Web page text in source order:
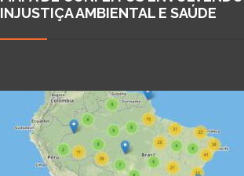
INJUSTIÇA AMBIENTAL E SAÚDE